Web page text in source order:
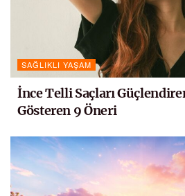
SAĞLIKLI YAŞAM
İnce Telli Saçları
Gösteren 9 Öneri